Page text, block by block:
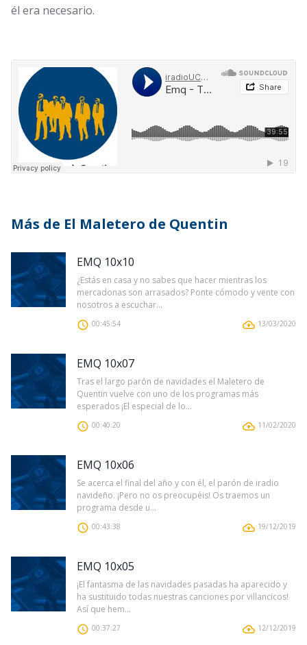
él era necesario.
Más de El Maletero de Quentin
EMQ 10x10
¿Estás en casa y no sabes que hacer mientras los
mercadonas son arrasados? Ponte cómodo y vente con
nosotros a escuchar...
00:45:54 13/03/2020
EMQ 10x07
Tras el largo parón de navidades el Maletero de
Quentin vuelve con uno de los programas más
esperados ¡El especial de lo...
00:40:20 11/02/2020
EMQ 10x06
Se acerca el final del año y con él, el parón de iradio
navideño. ¡Pero no os preocupéis! Os traemos un
programa desde u...
00:43:38 19/12/2019
EMQ 10x05
¡El fantasma de las navidades pasadas ha aparecido y
ha sustituido todas nuestras canciones por villancicos!
Así que hem...
00:37:27 12/12/2019